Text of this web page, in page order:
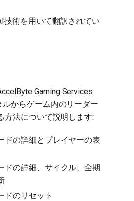
技術を用いて翻訳されてい
Gaming Services
ルからゲーム内のリーダー
方法について説明します:
ドの詳細とプレイヤーの表
ドの詳細、サイクル、全期
ドのリセット